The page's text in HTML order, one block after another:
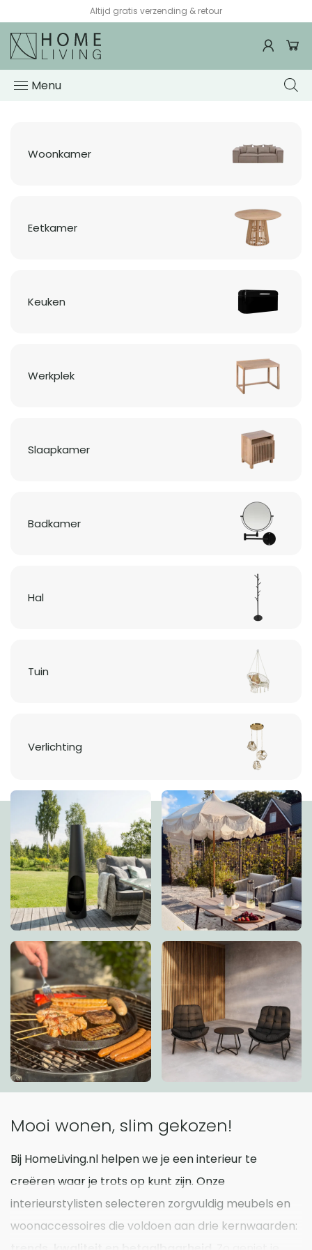
Altijd gratis verzending & retour
Woonwinkel
HomeLiving
Menu
Woonkamer
Eetkamer
Keuken
Werkplek
Slaapkamer
Badkamer
Hal
Tuin
Verlichting
Mooi wonen, slim gekozen!
Bij HomeLiving.nl helpen we je een interieur te
creëren waar je trots op kunt zijn. Onze
interieurstylisten selecteren zorgvuldig meubels en
woonaccessoires die voldoen aan drie kernwaarden: